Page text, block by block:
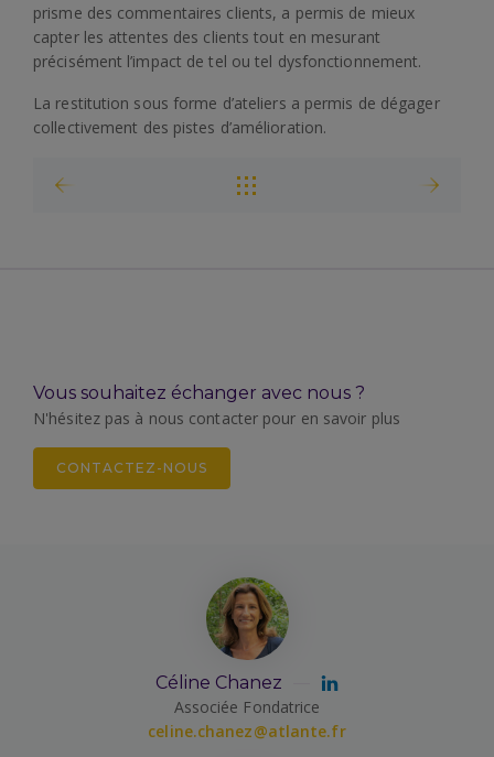
prisme des commentaires clients, a permis de mieux
capter les attentes des clients tout en mesurant
précisément l’impact de tel ou tel dysfonctionnement.
La restitution sous forme d’ateliers a permis de dégager
collectivement des pistes d’amélioration.
Vous souhaitez échanger avec nous ?
N'hésitez pas à nous contacter pour en savoir plus
CONTACTEZ-NOUS
Céline Chanez
Associée Fondatrice
celine.chanez@atlante.fr